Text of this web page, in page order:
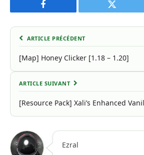
Facebook Twitter
ARTICLE PRÉCÉDENT
[Map] Honey Clicker [1.18 – 1.20]
ARTICLE SUIVANT
[Resource Pack] Xali’s Enhanced
Ezral